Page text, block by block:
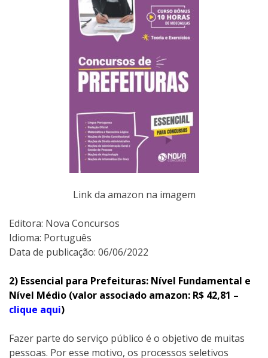
Link da amazon na imagem
Editora:‎ Nova Concursos
Idioma: Português
Data de publicação: 06/06/2022
2) Essencial para Prefeituras: Nível Fundamental e
Nível Médio (valor associado amazon: R$ 42,81 –
clique aqui)
Fazer parte do serviço público é o objetivo de muitas
pessoas. Por esse motivo, os processos seletivos